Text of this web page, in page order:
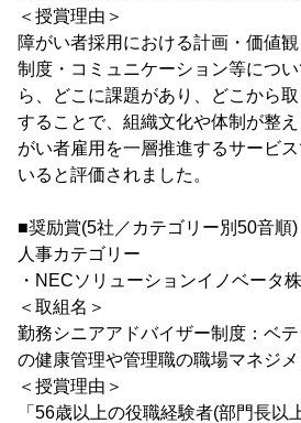
＜授賞理由＞
障がい者採用における計画・価値
制度・コミュニケーション等につ
ら、どこに課題があり、どこから
することで、組織文化や体制が整
がい者雇用を一層推進するサービ
いると評価されました。
■奨励賞(5社／カテゴリー別50音順)
人事カテゴリー
・NECソリューションイノベータ
＜取組名＞
勤務シニアアドバイザー制度：ベ
の健康管理や管理職の職場マネジ
＜授賞理由＞
「56歳以上の役職経験者(部門長以